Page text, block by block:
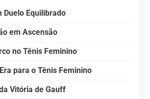
Duelo Equilibrado
em Ascensão
no Tênis Feminino
para o Tênis Feminino
Vitória de Gauff